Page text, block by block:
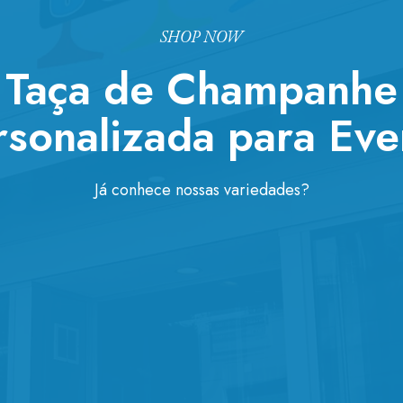
SHOP NOW
Taça de Champanhe
para
Já conhece nossas variedades?